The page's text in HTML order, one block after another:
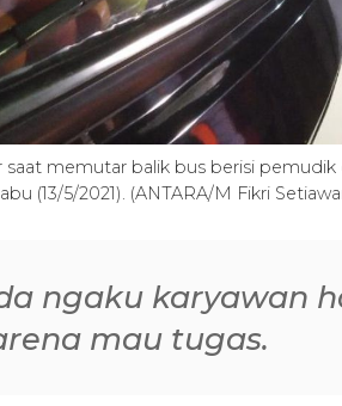
memutar balik bus berisi
(13/5/2021). (ANTARA/M Fikri
ngaku karyawan
mau tugas.